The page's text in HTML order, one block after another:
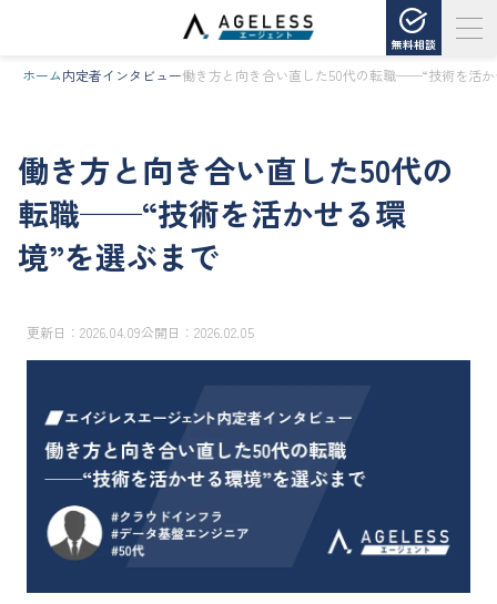
無料相談
ホーム内定者インタビュー働き方と向き合い直した50代の転職──“技術を活か
働き方と向き合い直した50代の
転職──“技術を活かせる環
境”を選ぶまで
更新日： 2026.04.09公開日： 2026.02.05